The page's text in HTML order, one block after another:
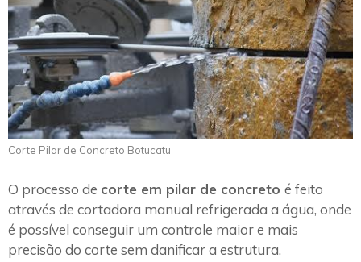
Corte Pilar de Concreto Botucatu
O processo de corte em pilar de concreto é feito
através de cortadora manual refrigerada a água, onde
é possível conseguir um controle maior e mais
precisão do corte sem danificar a estrutura.